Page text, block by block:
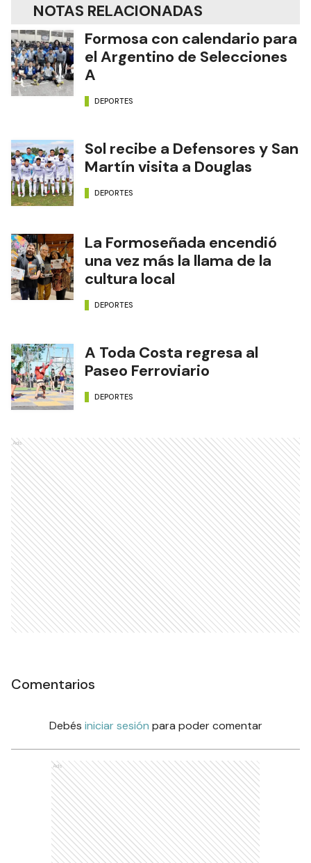
NOTAS RELACIONADAS
Formosa con calendario para
el Argentino de Selecciones
A
DEPORTES
Sol recibe a Defensores y San
Martín visita a Douglas
DEPORTES
La Formoseñada encendió
una vez más la llama de la
cultura local
DEPORTES
A Toda Costa regresa al
Paseo Ferroviario
DEPORTES
Ads
Comentarios
Debés iniciar sesión para poder comentar
Ads